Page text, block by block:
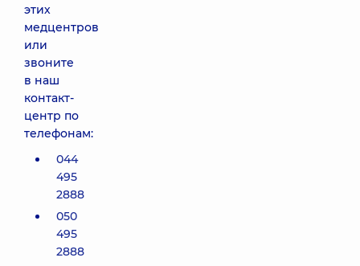
этих
медцентров
или
звоните
в наш
контакт-
центр по
телефонам:
044
495
2888
050
495
2888